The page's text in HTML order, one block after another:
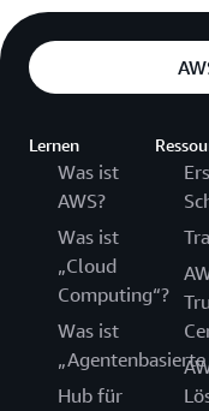
Lernen
Was ist
AWS?
Was ist
„Cloud
Computing“?
Was ist
„Agentenbasierte
Hub für